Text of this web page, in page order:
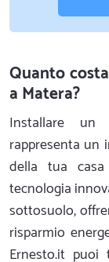
Quanto
a Matera?
Installare un
rappresenta
della tua
tecnologia
sottosuolo,
risparmio
Ernesto.it puoi